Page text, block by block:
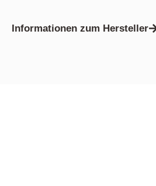
Informationen zum Hersteller